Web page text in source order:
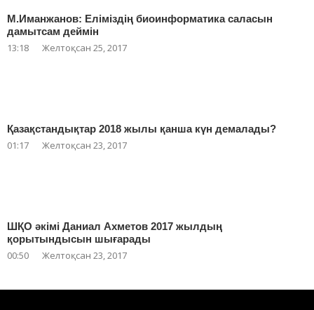
М.Иманжанов: Еліміздің биоинформатика саласын
дамытсам деймін
13:18 Желтоқсан 25, 2017
Қазақстандықтар 2018 жылы қанша күн демалады?
01:17 Желтоқсан 23, 2017
ШҚО әкімі Даниал Ахметов 2017 жылдың
қорытындысын шығарады
00:50 Желтоқсан 23, 2017